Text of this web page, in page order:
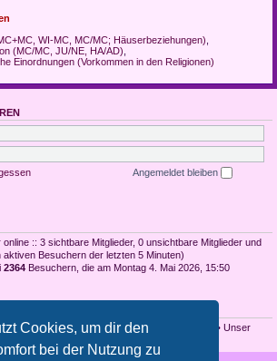
Cookies, um dir den
bei der Nutzung zu
WI-MC, MC/MC; Häuserbeziehungen)
(MC/MC, JU/NE, HA/AD)
Einordnungen (Vorkommen in den Religionen)
Angemeldet bleiben
online :: 3 sichtbare Mitglieder, 0 unsichtbare Mitglieder und
Besuchern der letzten 5 Minuten)
2364 Besuchern, die am Montag 4. Mai 2026, 15:50
insgesamt 1929 • Mitglieder insgesamt
• Unser